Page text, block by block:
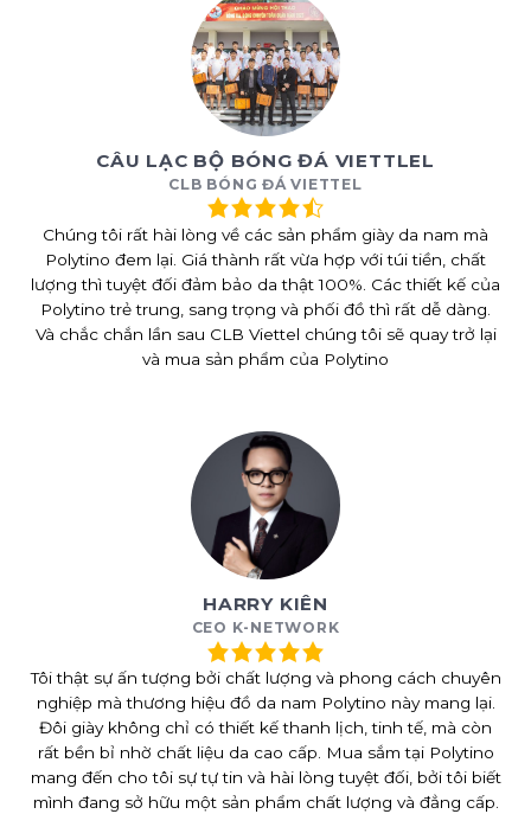
CÂU LẠC BỘ BÓNG ĐÁ VIETTLEL
CLB BÓNG ĐÁ VIETTEL
Chúng tôi rất hài lòng về các sản phẩm giày da nam mà
Polytino đem lại. Giá thành rất vừa hợp với túi tiền, chất
lượng thì tuyệt đối đảm bảo da thật 100%. Các thiết kế của
Polytino trẻ trung, sang trọng và phối đồ thì rất dễ dàng.
Và chắc chắn lần sau CLB Viettel chúng tôi sẽ quay trở lại
và mua sản phẩm của Polytino
HARRY KIÊN
CEO K-NETWORK
Tôi thật sự ấn tượng bởi chất lượng và phong cách chuyên
nghiệp mà thương hiệu đồ da nam Polytino này mang lại.
Đôi giày không chỉ có thiết kế thanh lịch, tinh tế, mà còn
rất bền bỉ nhờ chất liệu da cao cấp. Mua sắm tại Polytino
mang đến cho tôi sự tự tin và hài lòng tuyệt đối, bởi tôi biết
mình đang sở hữu một sản phẩm chất lượng và đẳng cấp.